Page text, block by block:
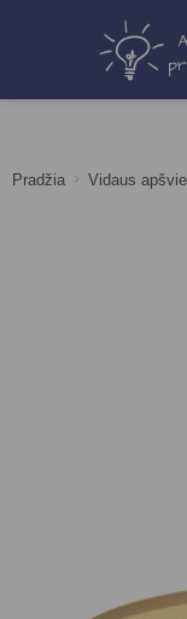
Pradžia > Vidaus